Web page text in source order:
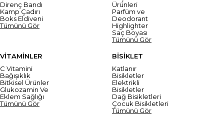
Direnç Bandı
Kamp Çadırı
Boks Eldiveni
Tümünü Gör
Ürünleri
Parfüm ve
Deodorant
Highlighter
Saç Boyası
Tümünü Gör
VİTAMİNLER
C Vitamini
Bağışıklık
Bitkisel Ürünler
Glukozamin Ve
Eklem Sağlığı
Tümünü Gör
BİSİKLET
Katlanır
Bisikletler
Elektrikli
Bisikletler
Dağ Bisikletleri
Çocuk Bisikletleri
Tümünü Gör